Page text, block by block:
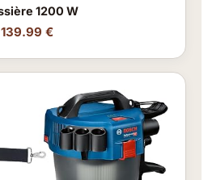
1200 W
139.99 €